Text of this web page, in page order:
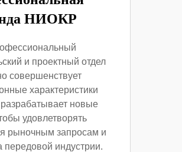
НИОКР
и проектный отдел
совершенствует
характеристики
новые
удовлетворять
рыночным запросам и
передовой индустрии.